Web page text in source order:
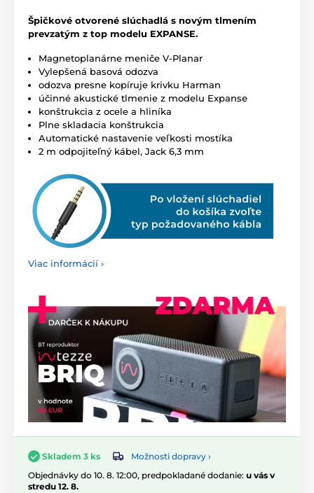
Špičkové otvorené slúchadlá s novým tlmením
prevzatým z top modelu EXPANSE.
Magnetoplanárne meniče V-Planar
Vylepšená basová odozva
odozva presne kopíruje krivku Harman
účinné akustické tlmenie z modelu Expanse
konštrukcia z ocele a hliníka
Plne skladacia konštrukcia
Automatické nastavenie veľkosti mostíka
2 m odpojiteľný kábel, Jack 6,3 mm
Viac informácií ›
Skladem 3 ks
Možnosti dopravy ›
Objednávky do 10. 8. 12:00, predpokladané dodanie: u vás v
stredu 12. 8.